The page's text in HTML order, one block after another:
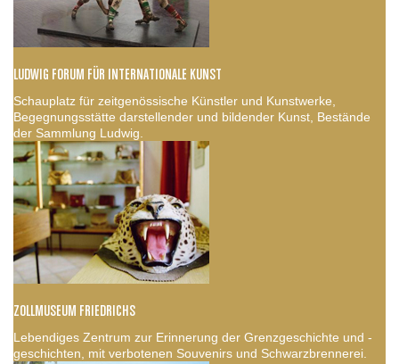
LUDWIG FORUM FÜR INTERNATIONALE KUNST
Schauplatz für zeitgenössische Künstler und Kunstwerke,
Begegnungsstätte darstellender und bildender Kunst, Bestände
der Sammlung Ludwig.
ZOLLMUSEUM FRIEDRICHS
Lebendiges Zentrum zur Erinnerung der Grenzgeschichte und -
geschichten, mit verbotenen Souvenirs und Schwarzbrennerei.